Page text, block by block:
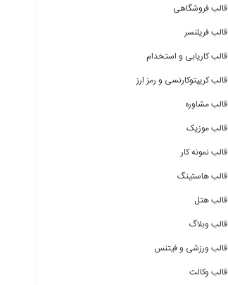
قالب فروشگاهی
قالب فریلنسر
قالب کاریابی و استخدام
قالب کریپتوکارنسی و رمز ارز
قالب مشاوره
قالب موزیک
قالب نمونه کار
قالب هاستینگ
قالب هتل
قالب وبلاگ
قالب ورزشی و فیتنس
قالب وکالت